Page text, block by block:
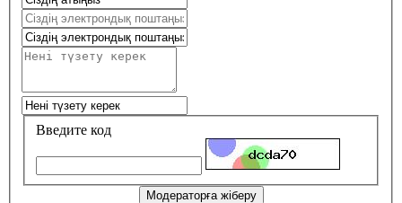
Введите код
Модераторға жіберу